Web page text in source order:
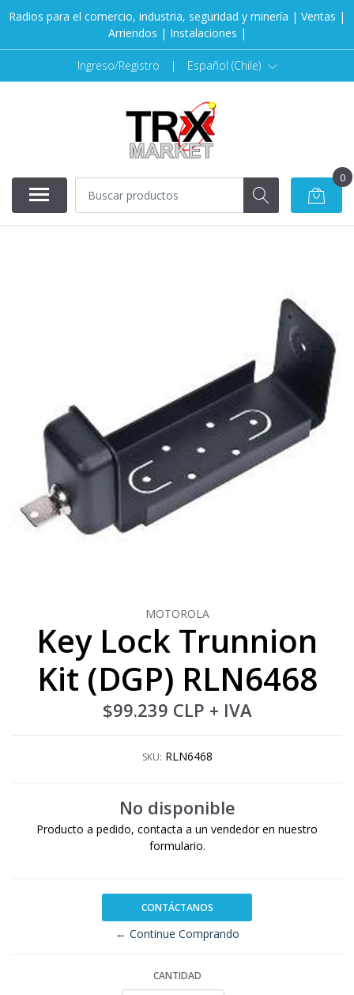
Radios para el comercio, industria, seguridad y minería | Ventas |
Arriendos | Instalaciones |
Ingreso/Registro | Español (Chile)
0
MOTOROLA
Key Lock Trunnion
Kit (DGP) RLN6468
$99.239 CLP + IVA
SKU: RLN6468
No disponible
Producto a pedido, contacta a un vendedor en nuestro
formulario.
CONTÁCTANOS
← Continue Comprando
CANTIDAD